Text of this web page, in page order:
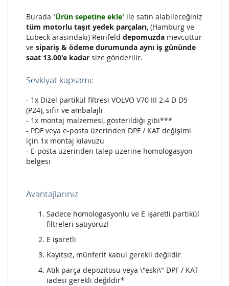
Burada 'Ürün sepetine ekle' ile satın alabileceğiniz
tüm motorlu taşıt yedek parçaları, (Hamburg ve
Lübeck arasındaki) Reinfeld depomuzda mevcuttur
ve sipariş & ödeme durumunda aynı iş gününde
saat 13.00'e kadar size gönderilir.
Sevkiyat kapsamı:
- 1x Dizel partikül filtresi VOLVO V70 III 2.4 D D5
(P24), sıfır ve ambalajlı
- 1x montaj malzemesi, gösterildiği gibi***
- PDF veya e-posta üzerinden DPF / KAT değişimi
için 1x montaj kılavuzu
- E-posta üzerinden talep üzerine homologasyon
belgesi
Avantajlarınız
Sadece homologasyonlu ve E işaretli partikül
filtreleri satıyoruz!
E işaretli
Kayıtsız, münferit kabul gerekli değildir
Atık parça depozitosu veya \"eski\" DPF / KAT
iadesi gerekli değildir*